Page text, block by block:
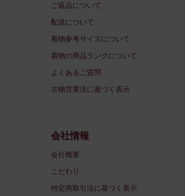
ご返品について
配送について
着物参考サイズについて
着物の商品ランクについて
よくあるご質問
古物営業法に基づく表示
会社情報
会社概要
こだわり
特定商取引法に基づく表示